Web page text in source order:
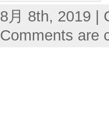
8月 8th, 2019 |
Comments are